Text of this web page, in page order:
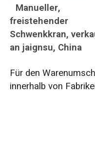
Manueller,
freistehender
Schwenkkran,
an jaignsu, China
Für den
innerhalb von